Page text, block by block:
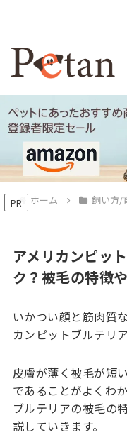
PR ホーム 飼い方/
アメリカンピッ
ク？被毛の特徴
いかつい顔と筋肉質
カンピットブルテリア
皮膚が薄く被毛が短
であることがよくわ
ブルテリアの被毛の
説していきます。